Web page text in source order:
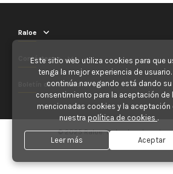
Raloe
Contáctenos
Boletín de noticias
© 2025 Raloe. Todos los derechos
Este sitio web utiliza cookies para que
tenga la mejor experiencia de usuario.
continúa navegando está dando su
consentimiento para la aceptación de
mencionadas cookies y la aceptación
nuestra política de cookies .
Leer más Aceptar